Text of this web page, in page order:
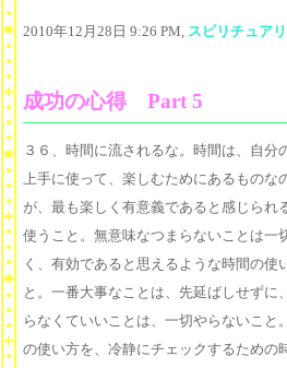
2010年12月28日 9:26 PM, スピリチュア
成功の心得 Part 5
３６、時間に流されるな。時間は、自分
上手に使って、楽しむためにあるものな
が、最も楽しく有意義であると感じられ
使うこと。無意味なつまらないことは一
く、有効であると思えるような時間の使
と。一番大事なことは、先延ばしせずに
らなくていいことは、一切やらないこと
の使い方を、冷静にチェックするための